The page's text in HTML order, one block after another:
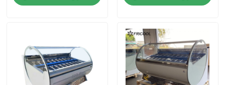
جولة في المعمل
ضبط الجودة